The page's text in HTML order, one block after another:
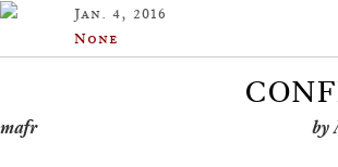
Jan. 4, 2016
None
by